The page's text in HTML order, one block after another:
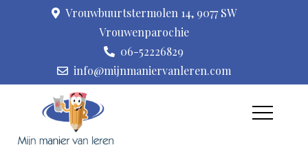
Vrouwbuurtstermolen 14, 9077 SW
Vrouwenparochie
06-52226829
info@mijnmaniervanleren.com